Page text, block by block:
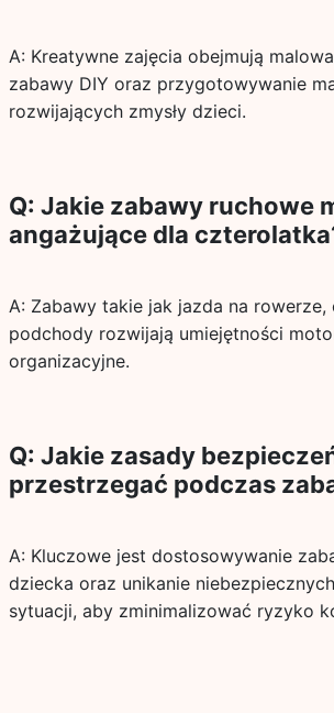
A: Kreatywne zajęcia obejmują
zabawy DIY oraz przygotowywanie
rozwijających zmysły dzieci.
Q: Jakie zabawy ruchowe
angażujące dla
A: Zabawy takie jak jazda na rowerze,
podchody rozwijają umiejętności
organizacyjne.
Q: Jakie zasady
przestrzegać podczas
A: Kluczowe jest dostosowywanie
dziecka oraz unikanie
sytuacji, aby zminimalizować ryzyko